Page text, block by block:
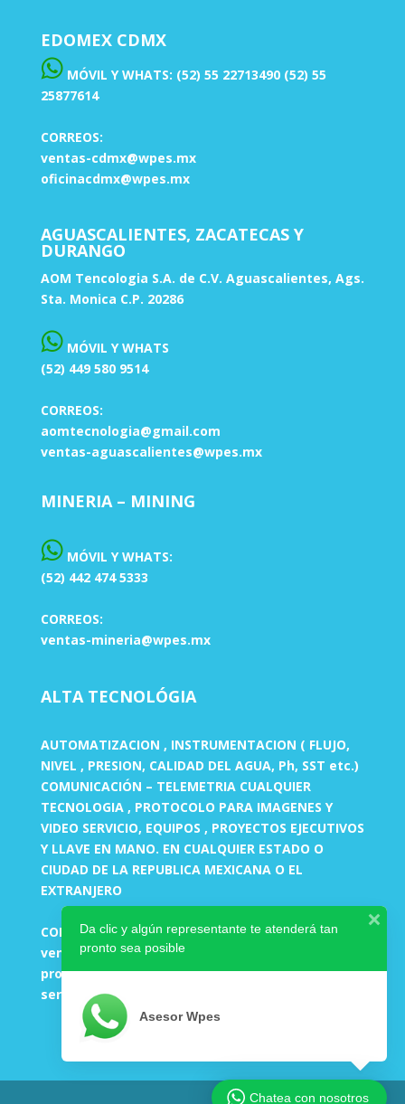
EDOMEX CDMX
MÓVIL Y WHATS: (52) 55 22713490 (52) 55
25877614
CORREOS:
ventas-cdmx@wpes.mx
oficinacdmx@wpes.mx
AGUASCALIENTES, ZACATECAS Y
DURANGO
AOM Tencologia S.A. de C.V. Aguascalientes, Ags.
Sta. Monica C.P. 20286
MÓVIL Y WHATS
(52) 449 580 9514
CORREOS:
aomtecnologia@gmail.com
ventas-aguascalientes@wpes.mx
MINERIA – MINING
MÓVIL Y WHATS:
(52) 442 474 5333
CORREOS:
ventas-mineria@wpes.mx
ALTA TECNOLÓGIA
AUTOMATIZACION , INSTRUMENTACION ( FLUJO,
NIVEL , PRESION, CALIDAD DEL AGUA, Ph, SST etc.)
COMUNICACIÓN – TELEMETRIA CUALQUIER
TECNOLOGIA , PROTOCOLO PARA IMAGENES Y
VIDEO SERVICIO, EQUIPOS , PROYECTOS EJECUTIVOS
Y LLAVE EN MANO. EN CUALQUIER ESTADO O
CIUDAD DE LA REPUBLICA MEXICANA O EL
EXTRANJERO
CORREOS:
ventas-ingenieria@wpes.mx
proyectos-altatecnologia@wpes.mx
servicio-altatecnologia@wpes.mx
Da clic y algún representante te atenderá tan
pronto sea posible
Asesor Wpes
Chatea con nosotros